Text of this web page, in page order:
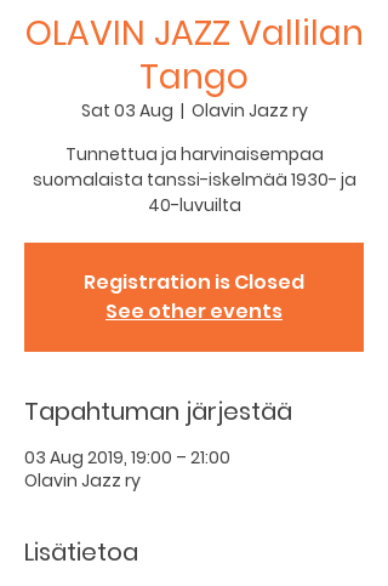
OLAVIN JAZZ Vallilan
Tango
Sat 03 Aug
  |
Olavin Jazz ry
Tunnettua ja harvinaisempaa
suomalaista tanssi-iskelmää 1930- ja
40-luvuilta
Registration is Closed
See other events
Tapahtuman järjestää
03 Aug 2019, 19:00 – 21:00
Olavin Jazz ry
Lisätietoa